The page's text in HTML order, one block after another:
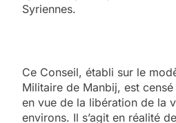
Syriennes.
Ce Conseil, établi sur le
Militaire de Manbij, est
en vue de la libération de la
environs. Il s’agit en réalité